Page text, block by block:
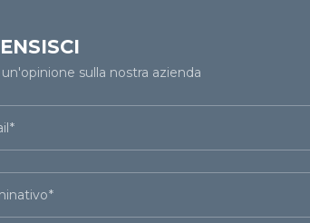
un'opinione sulla nostra azienda